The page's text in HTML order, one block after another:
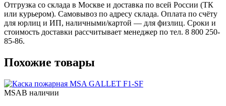
Отгрузка со склада в Москве и доставка по всей России (ТК
или курьером). Самовывоз по адресу склада. Оплата по счёту
для юрлиц и ИП, наличными/картой — для физлиц. Сроки и
стоимость доставки рассчитывает менеджер по тел. 8 800 250-
85-86.
Похожие товары
MSAВ наличии